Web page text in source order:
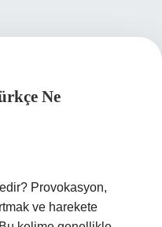
Ne
Provokasyon,
ve harekete